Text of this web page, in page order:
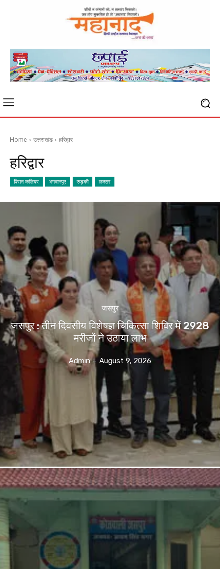
Home उत्तराखंड हरिद्वार
हरिद्वार
पिरान कलियर भगवानपुर रुड़की लक्सर
जसपुर
जसपुर : तीन दिवसीय विशेषज्ञ चिकित्सा शिविर में 2928
मरीजों ने उठाया लाभ
Admin - August 9, 2026